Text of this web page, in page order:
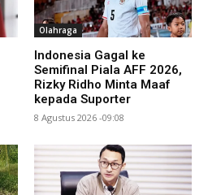
Olahraga
Indonesia Gagal ke
Semifinal Piala AFF 2026,
Rizky Ridho Minta Maaf
kepada Suporter
8 Agustus 2026 -09:08